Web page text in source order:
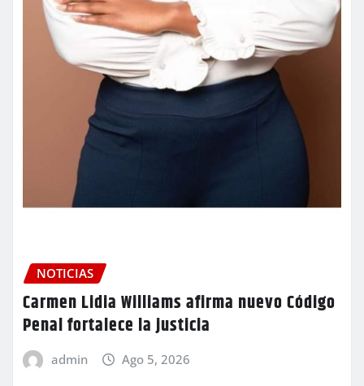
NOTICIAS
Carmen Lidia Williams afirma nuevo Código
Penal fortalece la justicia
admin Ago 5, 2026